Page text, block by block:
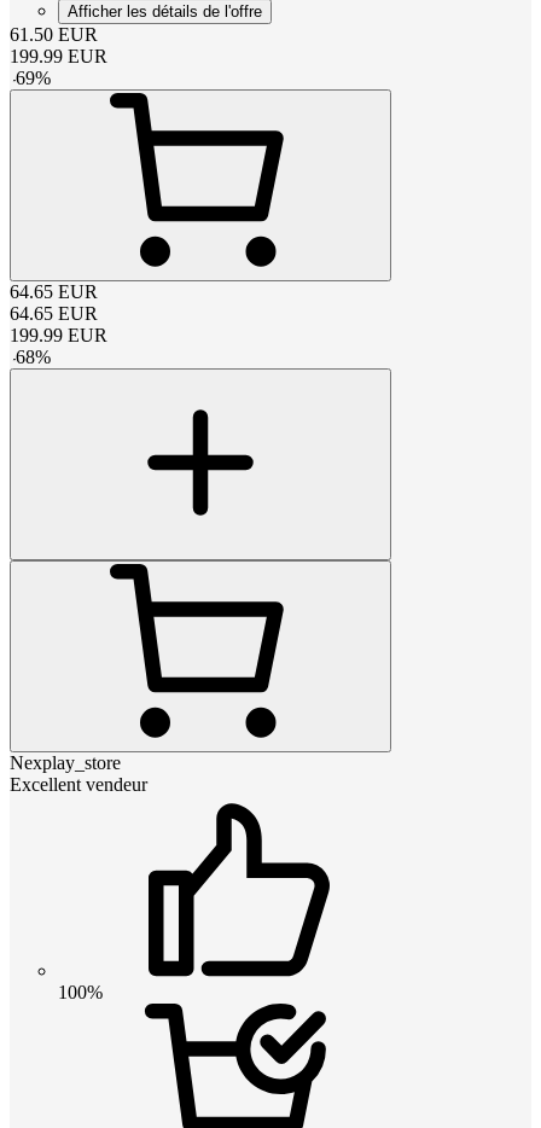
Afficher les détails de l'offre
61.50 EUR
199.99 EUR
-69%
64.65 EUR
64.65 EUR
199.99 EUR
-68%
Nexplay_store
Excellent vendeur
100%